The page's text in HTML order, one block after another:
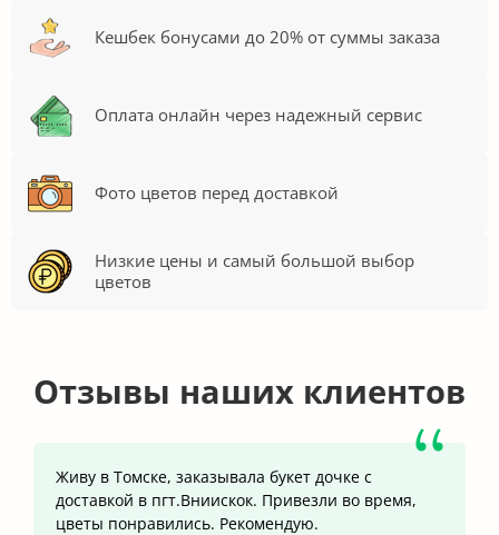
Кешбек бонусами до 20% от суммы заказа
Оплата онлайн через надежный сервис
Фото цветов перед доставкой
Низкие цены и самый большой выбор
цветов
Отзывы наших клиентов
Живу в Томске, заказывала букет дочке с
доставкой в пгт.Вниискок. Привезли во время,
цветы понравились. Рекомендую.